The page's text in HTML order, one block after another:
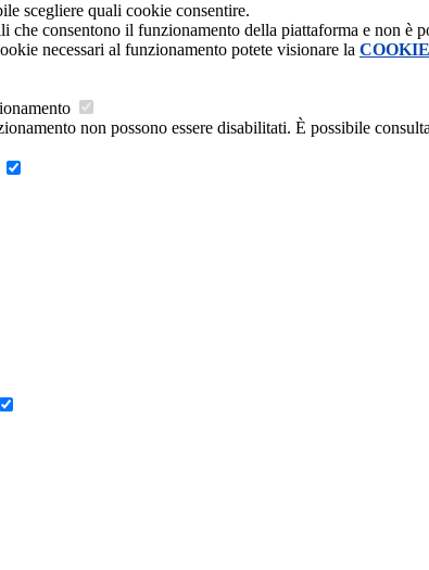
scegliere quali cookie consentire.
che consentono il funzionamento della piattaforma e non è
necessari al funzionamento potete visionare la
non possono essere disabilitati. È possibile